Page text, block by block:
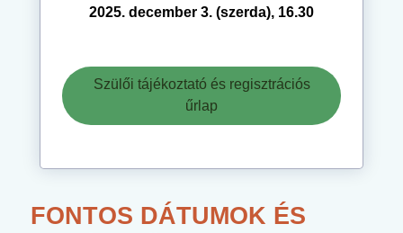
2025. december 3. (szerda), 16.30
Szülői tájékoztató és regisztrációs
űrlap
FONTOS DÁTUMOK ÉS